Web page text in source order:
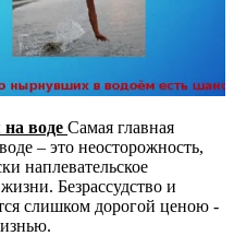
на воде Самая главная
– это неосторожность,
наплевательское
Безрассудство и
слишком дорогой ценою -